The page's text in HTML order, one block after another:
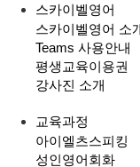
스카이벨영어
스카이벨영어 소
Teams 사용안내
평생교육이용권
강사진 소개
교육과정
아이엘츠스피킹
성인영어회화